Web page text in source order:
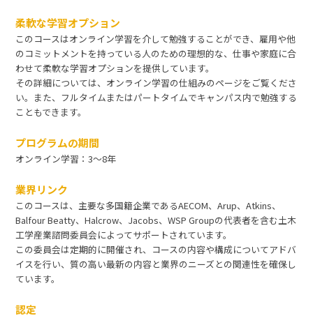
柔軟な学習オプション
このコースはオンライン学習を介して勉強することができ、雇用や他
のコミットメントを持っている人のための理想的な、仕事や家庭に合
わせて柔軟な学習オプションを提供しています。
その詳細については、オンライン学習の仕組みのページをご覧くださ
い。また、フルタイムまたはパートタイムでキャンパス内で勉強する
こともできます。
プログラムの期間
オンライン学習：3～8年
業界リンク
このコースは、主要な多国籍企業であるAECOM、Arup、Atkins、
Balfour Beatty、Halcrow、Jacobs、WSP Groupの代表者を含む土木
工学産業諮問委員会によってサポートされています。
この委員会は定期的に開催され、コースの内容や構成についてアドバ
イスを行い、質の高い最新の内容と業界のニーズとの関連性を確保し
ています。
認定